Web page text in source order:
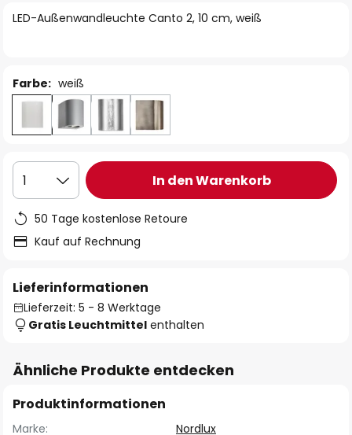
LED-Außenwandleuchte Canto 2, 10 cm, weiß
Farbe: weiß
1 In den Warenkorb
50 Tage kostenlose Retoure
Kauf auf Rechnung
Lieferinformationen
Lieferzeit: 5 - 8 Werktage
Gratis Leuchtmittel enthalten
Ähnliche Produkte entdecken
Produktinformationen
Marke:
Nordlux